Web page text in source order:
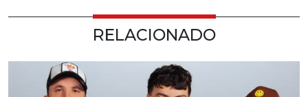
RELACIONADO